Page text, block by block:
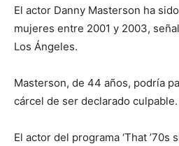
El actor Danny Masterson ha
mujeres entre 2001 y 2003,
Los Ángeles.
Masterson, de 44 años, podría
cárcel de ser declarado culpable.
El actor del programa ‘That ’70s